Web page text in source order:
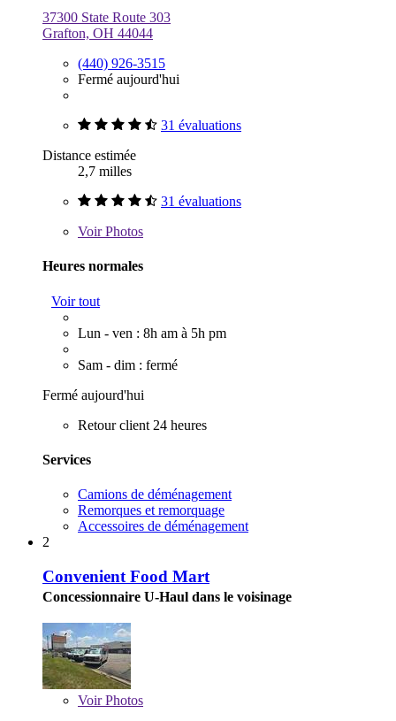
37300 State Route 303
Grafton, OH 44044
(440) 926-3515
Fermé aujourd'hui
31 évaluations
Distance estimée
2,7 milles
31 évaluations
VoirPhotos
Heures normales
Voir tout
Lun - ven : 8h am à 5h pm
Sam - dim : fermé
Fermé aujourd'hui
Retour client 24 heures
Services
Camions de déménagement
Remorques et remorquage
Accessoires de déménagement
2
Convenient Food Mart
Concessionnaire U-Haul dans le voisinage
VoirPhotos